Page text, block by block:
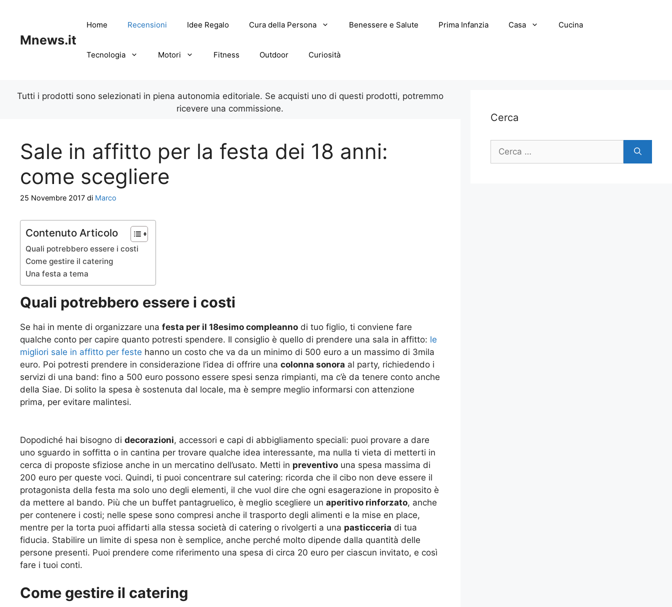
Mnews.it
Home Recensioni Idee Regalo Cura della Persona Benessere e Salute Prima Infanzia Casa Cucina
Tecnologia Motori Fitness Outdoor Curiosità
Tutti i prodotti sono selezionati in piena autonomia editoriale. Se acquisti uno di questi prodotti, potremmo
ricevere una commissione.
Sale in affitto per la festa dei 18 anni:
come scegliere
25 Novembre 2017 di Marco
Contenuto Articolo
Quali potrebbero essere i costi
Come gestire il catering
Una festa a tema
Quali potrebbero essere i costi
Se hai in mente di organizzare una festa per il 18esimo compleanno di tuo figlio, ti conviene fare
qualche conto per capire quanto potresti spendere. Il consiglio è quello di prendere una sala in affitto: le
migliori sale in affitto per feste hanno un costo che va da un minimo di 500 euro a un massimo di 3mila
euro. Poi potresti prendere in considerazione l’idea di offrire una colonna sonora al party, richiedendo i
servizi di una band: fino a 500 euro possono essere spesi senza rimpianti, ma c’è da tenere conto anche
della Siae. Di solito la spesa è sostenuta dal locale, ma è sempre meglio informarsi con attenzione
prima, per evitare malintesi.
Dopodiché hai bisogno di decorazioni, accessori e capi di abbigliamento speciali: puoi provare a dare
uno sguardo in soffitta o in cantina per trovare qualche idea interessante, ma nulla ti vieta di metterti in
cerca di proposte sfiziose anche in un mercatino dell’usato. Metti in preventivo una spesa massima di
200 euro per queste voci. Quindi, ti puoi concentrare sul catering: ricorda che il cibo non deve essere il
protagonista della festa ma solo uno degli elementi, il che vuol dire che ogni esagerazione in proposito è
da mettere al bando. Più che un buffet pantagruelico, è meglio scegliere un aperitivo rinforzato, anche
per contenere i costi; nelle spese sono compresi anche il trasporto degli alimenti e la mise en place,
mentre per la torta puoi affidarti alla stessa società di catering o rivolgerti a una pasticceria di tua
fiducia. Stabilire un limite di spesa non è semplice, anche perché molto dipende dalla quantità delle
persone presenti. Puoi prendere come riferimento una spesa di circa 20 euro per ciascun invitato, e così
fare i tuoi conti.
Come gestire il catering
Cerca
Ricerca